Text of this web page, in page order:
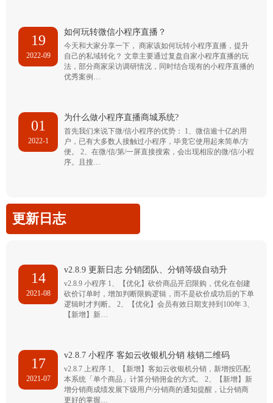
19
2022-09
如何玩转微信小程序直播？
今天和大家分享一下， 商家该如何玩转小程序直播，提升
自己的私域转化？ 文章主要通过复盘自家小程序直播的玩
法，部分商家采访调研情况，同时结合现有的小程序直播的
优秀案例…
01
2022-1
为什么做小程序直播商城系统?
首先我们来说下微/信小程序的优势： 1、微信逾十亿的用
户，已有大多数人接触过小程序，毕竟它使用起来简单/方
便。 2、在微/信/第/一屏直接搜索，会出现相应的微/信/小程
序。且搜…
更新日志
14
2021-08
v2.8.9 更新日志 分销团队、分销等级自动升
v2.8.9 小程序 1、【优化】砍价商品开启限购，优化在创建
砍价订单时，增加判断限购逻辑，而不是砍价成功后的下单
逻辑时才判断。 2、【优化】会员有效日期支持到100年 3、
【新增】新…
17
2021-07
v2.8.7 小程序 客如云收银机分销 核销二维码
v2.8.7 上程序 1、【新增】客如云收银机分销，新增按匹配
本系统「单个商品」计算分销佣金的方式。 2、【新增】新
增分销商成绩发展下级用户/分销商的通知提醒，让分销商
更好的掌握…